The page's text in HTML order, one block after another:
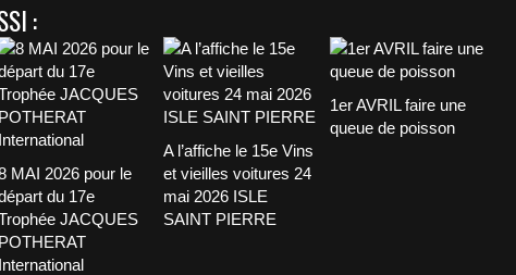
:
MAI 2026 pour le
du 17e
JACQUES
POTHERAT
International
A l’affiche le 15e Vins
et vieilles voitures 24
mai 2026 ISLE
SAINT PIERRE
1er AVRIL faire une
queue de poisson